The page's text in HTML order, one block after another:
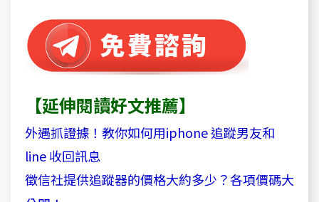
【延伸閱讀好文推薦】
外遇抓證據！教你如何用iphone 追蹤男友和
line 收回訊息
徵信社提供追蹤器的價格大約多少？各項價碼大